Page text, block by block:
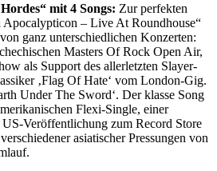
mit 4 Songs: Zur perfekten
– Live At Roundhouse“
ganz unterschiedlichen Konzerten:
Masters Of Rock Open Air,
als Support des allerletzten Slayer-
‚Flag Of Hate‘ vom London-Gig.
Under The Sword‘. Der klasse Song
Flexi-Single, einer
Veröffentlichung zum Record Store
asiatischer Pressungen von